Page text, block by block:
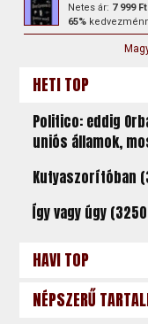
Netes ár: 7 999 Ft
65%
HETI TOP
Politico: eddig
uniós államok,
Kutyaszorítóban
Így vagy úgy
HAVI TOP
NÉPSZERŰ